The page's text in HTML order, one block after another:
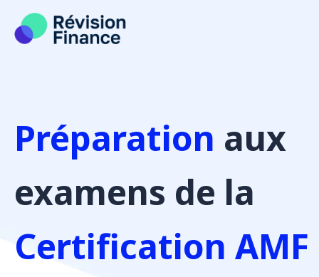
contenu
Préparation aux
examens de la
Certification AMF